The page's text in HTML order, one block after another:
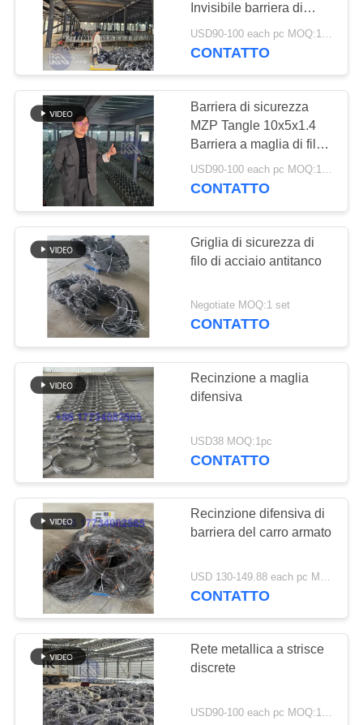
POLITICA
SULLA
PRIVACY
Filo spinato del
rasoio
filo spinato di
sicurezza
159
Cavi antitanco
MZP Ostacolo di
Filo a Bassa
Visibilità
18
Invisibile barriera di
ostacolo facile entrare
difficile uscire ostacolo
USD90-100 each pc MOQ:10 pz.
CONTATTO
Barriera di sicurezza
MZP Tangle 10x5x1.4
Barriera a maglia di filo
anti-cisterna filo in una
ghirlanda tessuto in
USD90-100 each pc MOQ:10 pz.
CONTATTO
Griglia di sicurezza di
filo di acciaio antitanco
Negotiate MOQ:1 set
CONTATTO
Recinzione a maglia
difensiva
USD38 MOQ:1pc
CONTATTO
Recinzione difensiva di
barriera del carro armato
USD 130-149.88 each pc MOQ:10 pz.
CONTATTO
Rete metallica a strisce
discrete
USD90-100 each pc MOQ:10 pz.